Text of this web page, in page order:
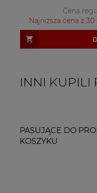
Cena
Najniższa cena z
INNI KUPILI
PASUJĄCE DO
KOSZYKU